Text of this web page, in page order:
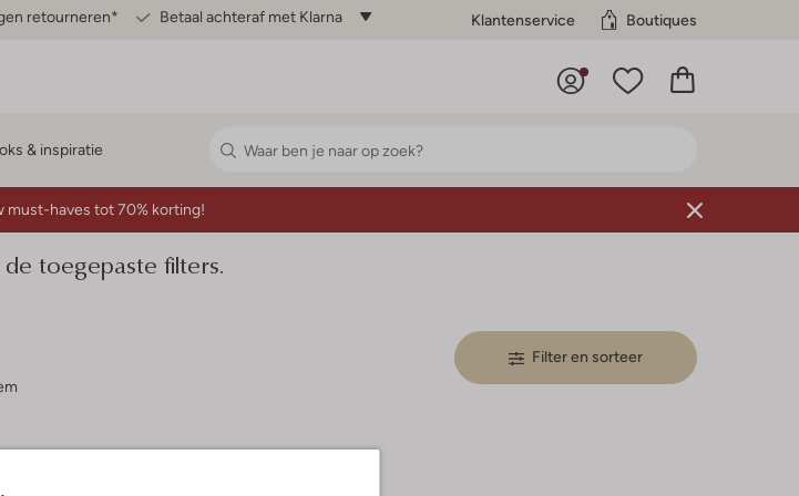
retourneren* Betaal achteraf met Klarna Klantenservice Boutiques
& inspiratie
must-haves tot 70% korting!
toegepaste filters.
Filter en sorteer